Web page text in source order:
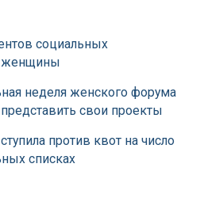
социальных
женщины
неделя женского форума
свои проекты
против квот на число
списках